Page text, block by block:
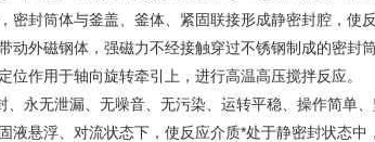
密封筒体与釜盖、釜体、紧固联接形成静密封腔，使
动外磁钢体，强磁力不经接触穿过不锈钢制成的密封
位作用于轴向旋转牵引上，进行高温高压搅拌反应。
永无泄漏、无噪音、无污染、运转平稳、操作简单
液悬浮、对流状态下，使反应介质*处于静密封状态